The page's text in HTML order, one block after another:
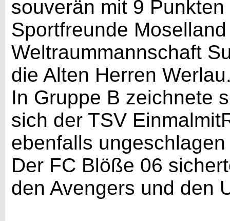
souverän mit 9
Sportfreunde
Weltraummannschaft
die Alten Herren
In Gruppe B zeichnete
sich der TSV
ebenfalls
Der FC Blöße 06
den Avengers und den